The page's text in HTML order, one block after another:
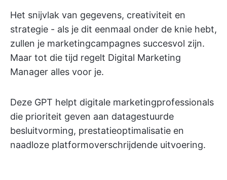
Het snijvlak van gegevens, creativiteit en
strategie - als je dit eenmaal onder de knie hebt,
zullen je marketingcampagnes succesvol zijn.
Maar tot die tijd regelt Digital Marketing
Manager alles voor je.
Deze GPT helpt digitale marketingprofessionals
die prioriteit geven aan datagestuurde
besluitvorming, prestatieoptimalisatie en
naadloze platformoverschrijdende uitvoering.